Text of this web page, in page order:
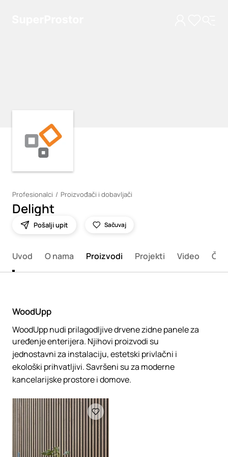
Profesionalci Proizvođači i dobavljači
Delight
Pošalji upit Sačuvaj
Uvod O nama Proizvodi Projekti Video
WoodUpp
WoodUpp nudi prilagodljive drvene zidne panele za
uređenje enterijera. Njihovi proizvodi su
jednostavni za instalaciju, estetski privlačni i
ekološki prihvatljivi. Savršeni su za moderne
kancelarijske prostore i domove.
Loading